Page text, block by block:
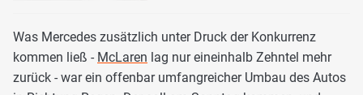
Was Mercedes zusätzlich unter Druck der Konkurrenz
kommen ließ - McLaren lag nur eineinhalb Zehntel mehr
zurück - war ein offenbar umfangreicher Umbau des Autos